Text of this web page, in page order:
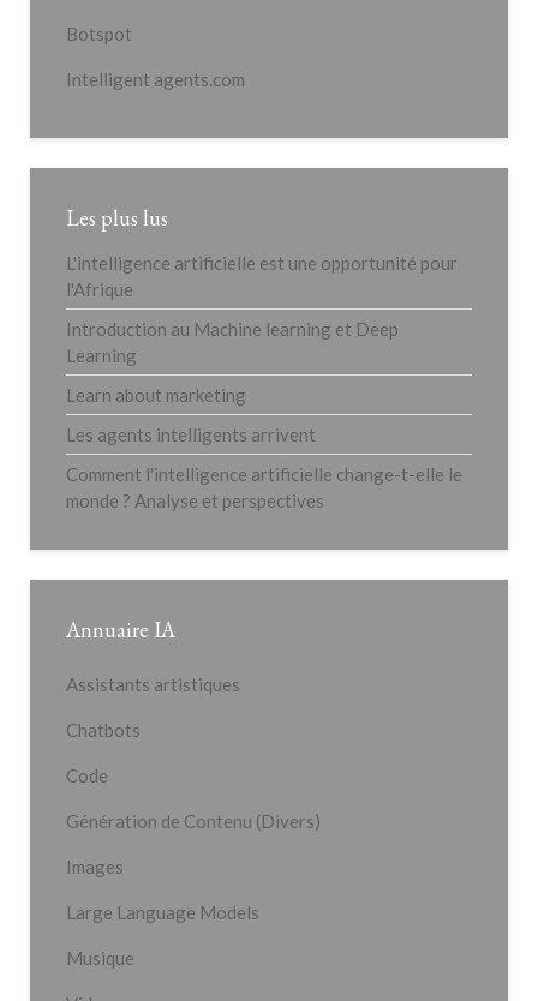
Botspot
Intelligent agents.com
Les plus lus
L'intelligence artificielle est une opportunité pour
l'Afrique
Introduction au Machine learning et Deep
Learning
Learn about marketing
Les agents intelligents arrivent
Comment l'intelligence artificielle change-t-elle le
monde ? Analyse et perspectives
Annuaire IA
Assistants artistiques
Chatbots
Code
Génération de Contenu (Divers)
Images
Large Language Models
Musique